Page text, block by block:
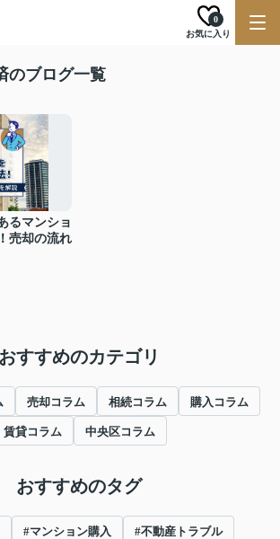
お気に入り
0
のブログ一覧
るマンショ
売却の流れ
おすすめのカテゴリ
売却コラム 相続コラム 購入コラム
賃貸コラム 中央区コラム
おすすめのタグ
#マンション購入 #不動産トラブル